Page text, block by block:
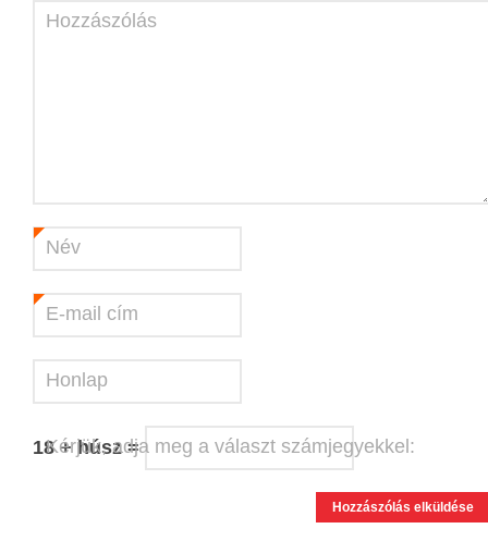
Hozzászólás
Név
E-mail cím
Honlap
Kérjük, adja meg a választ számjegyekkel:
18 + húsz =